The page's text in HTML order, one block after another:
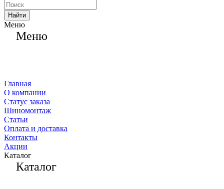
Найти
Меню
Меню
Главная
О компании
Статус заказа
Шиномонтаж
Статьи
Оплата и доставка
Контакты
Акции
Каталог
Каталог